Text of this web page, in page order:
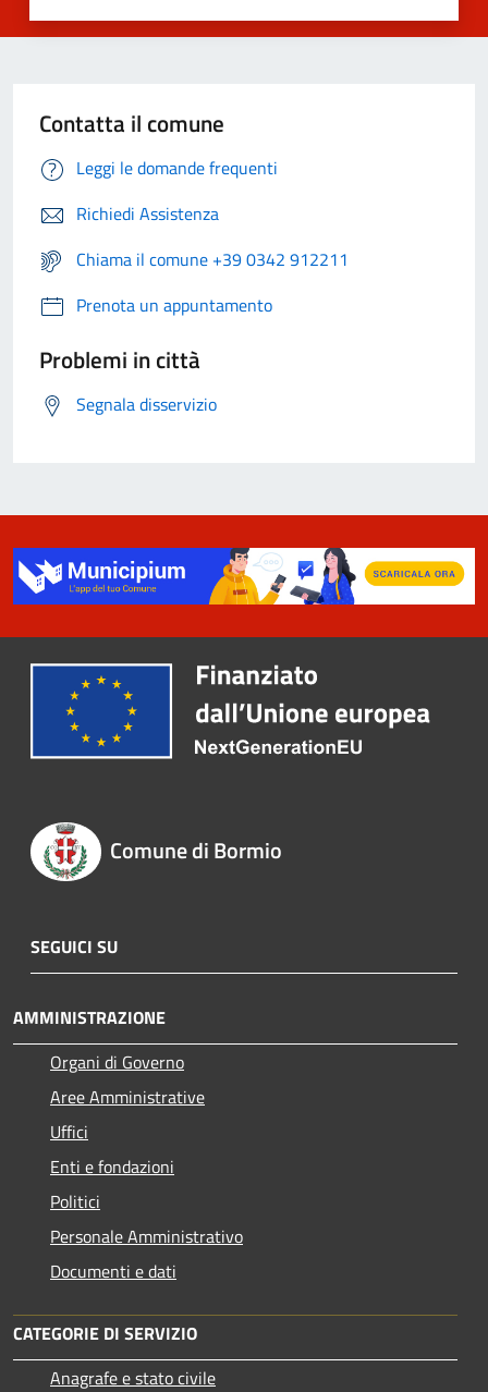
Contatta il comune
Leggi le domande frequenti
Richiedi Assistenza
Chiama il comune +39 0342 912211
Prenota un appuntamento
Problemi in città
Segnala disservizio
Comune di Bormio
SEGUICI SU
AMMINISTRAZIONE
Organi di Governo
Aree Amministrative
Uffici
Enti e fondazioni
Politici
Personale Amministrativo
Documenti e dati
CATEGORIE DI SERVIZIO
Anagrafe e stato civile